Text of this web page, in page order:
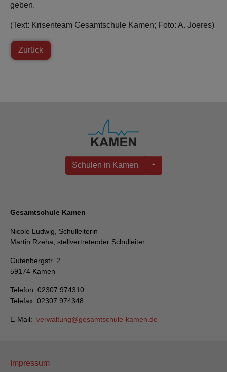
geben.
(Text: Krisenteam Gesamtschule Kamen; Foto: A. Joeres)
Zurück
Schulen in Kamen
Gesamtschule Kamen
Nicole Ludwig, Schulleiterin
Martin Rzeha, stellvertretender Schulleiter
Gutenbergstr. 2
59174 Kamen
Telefon: 02307 974310
Telefax: 02307 974348
E-Mail: verwaltung gesamtschule-kamen de
Impressum